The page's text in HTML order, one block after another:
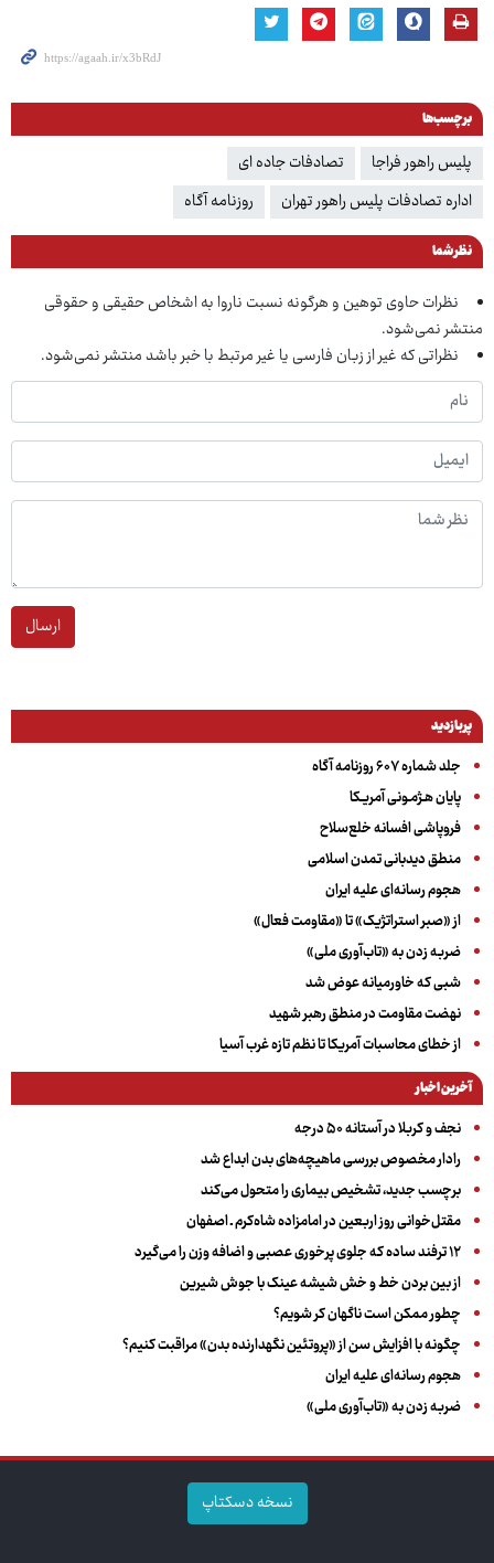
برچسب‌ها
پلیس راهور فراجا
تصادفات جاده ای
اداره تصادفات پلیس راهور تهران
روزنامه آگاه
نظر شما
نظرات حاوی توهین و هرگونه نسبت ناروا به اشخاص حقیقی و حقوقی
منتشر نمی‌شود.
نظراتی که غیر از زبان فارسی یا غیر مرتبط با خبر باشد منتشر نمی‌شود.
ارسال
پربازدید
جلد شماره ۶۰۷ روزنامه آگاه
پایان هـژمـونی آمریـکا
فروپاشی افسانه خلع‌سلاح
منطق دیدبانی تمدن اسلامی
هجوم رسانه‌ای علیه ایران
از «صبر استراتژیک» تا «مقاومت فعال»
ضربه زدن به «تاب‌آوری ملی»
شبی که خاورمیانه عوض شد
نهضت مقاومت در منطق رهبر شهید
از خطای محاسبات آمریکا تا نظم تازه غرب آسیا
آخرین اخبار
نجف و کربلا در آستانه ۵۰ درجه
رادار مخصوص بررسی ماهیچه‌های بدن ابداع شد
برچسب جدید، تشخیص بیماری را متحول می‌کند
مقتل‌خوانی روز اربعین در امامزاده شاه‌کرم ـ اصفهان
۱۲ ترفند ساده که جلوی پرخوری عصبی و اضافه ‌وزن را می‌گیرد
از بین بردن خط و خش شیشه عینک با جوش شیرین
چطور ممکن است ناگهان کر شویم؟
چگونه با افزایش سن از «پروتئین نگهدارنده بدن» مراقبت کنیم؟
هجوم رسانه‌ای علیه ایران
ضربه زدن به «تاب‌آوری ملی»
نسخه دسکتاپ